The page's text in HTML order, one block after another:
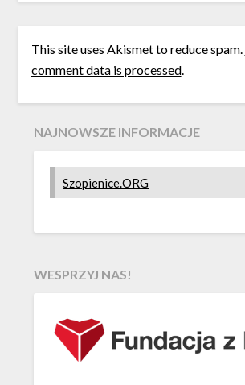
This site uses Akismet to reduce spam.
comment data is processed.
NAJNOWSZE INFORMACJE
Szopienice.ORG
WESPRZYJ NAS!